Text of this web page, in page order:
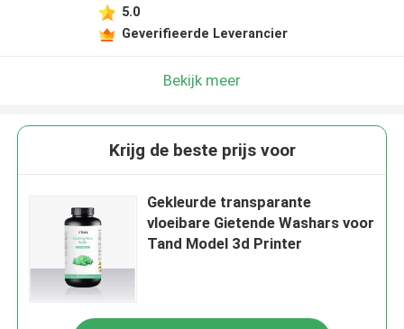
5.0
Geverifieerde Leverancier
Bekijk meer
Krijg de beste prijs voor
Gekleurde transparante
vloeibare Gietende Washars voor
Tand Model 3d Printer